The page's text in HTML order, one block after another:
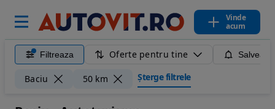
Vinde
acum
Filtreaza Oferte pentru tine
Baciu 50 km Șterge filtrele